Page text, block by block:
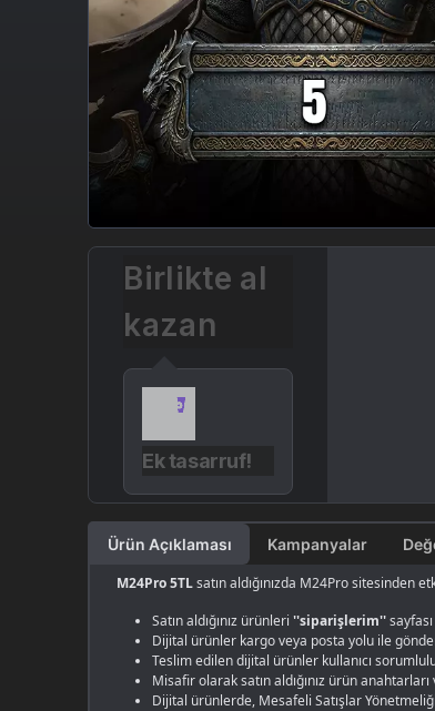
Birlikte al
kazan
Ek tasarruf!
Ürün Açıklaması Kampanyalar
M24Pro 5TLsatın aldığınızda M24Pro sitesinden
Satın aldığınız ürünleri''siparişlerim''
Dijital ürünler kargo veya posta yolu ile
Teslim edilen dijital ürünler kullanıcı
Misafir olarak satın aldığınız ürün
Dijital ürünlerde, Mesafeli Satışlar